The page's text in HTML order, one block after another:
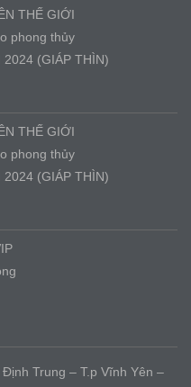
THẾ GIỚI
phong thủy
2024 (GIÁP THÌN)
THẾ GIỚI
phong thủy
2024 (GIÁP THÌN)
Trung – T.p Vĩnh Yên –